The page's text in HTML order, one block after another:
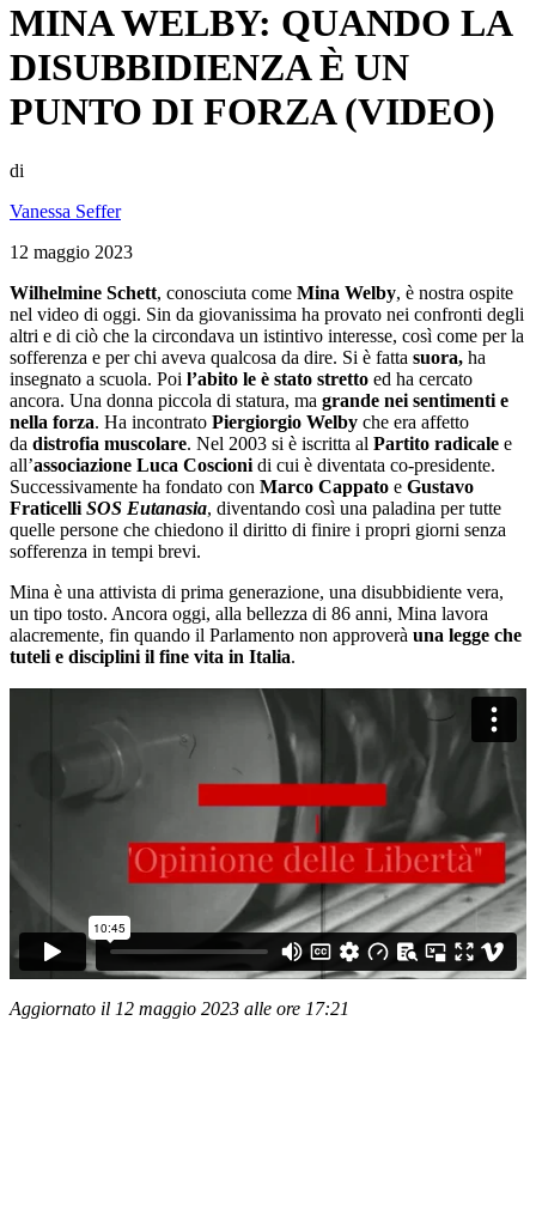
MINA WELBY: QUANDO LA
DISUBBIDIENZA È UN
PUNTO DI FORZA (VIDEO)
di
Vanessa Seffer
12 maggio 2023
Wilhelmine Schett, conosciuta come Mina Welby, è nostra ospite
nel video di oggi. Sin da giovanissima ha provato nei confronti degli
altri e di ciò che la circondava un istintivo interesse, così come per la
sofferenza e per chi aveva qualcosa da dire. Si è fatta suora, ha
insegnato a scuola. Poi l’abito le è stato stretto ed ha cercato
ancora. Una donna piccola di statura, ma grande nei sentimenti e
nella forza. Ha incontrato Piergiorgio Welby che era affetto
da distrofia muscolare. Nel 2003 si è iscritta al Partito radicale e
all’associazione Luca Coscioni di cui è diventata co-presidente.
Successivamente ha fondato con Marco Cappato e Gustavo
Fraticelli SOS Eutanasia, diventando così una paladina per tutte
quelle persone che chiedono il diritto di finire i propri giorni senza
sofferenza in tempi brevi.
Mina è una attivista di prima generazione, una disubbidiente vera,
un tipo tosto. Ancora oggi, alla bellezza di 86 anni, Mina lavora
alacremente, fin quando il Parlamento non approverà una legge che
tuteli e disciplini il fine vita in Italia.
Aggiornato il 12 maggio 2023 alle ore 17:21